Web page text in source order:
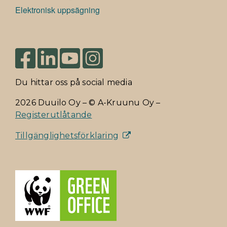
Elektronisk uppsägning
Du hittar oss på social media
2026 Duuilo Oy – © A-Kruunu Oy –
Registerutlåtande
Tillgänglighetsförklaring